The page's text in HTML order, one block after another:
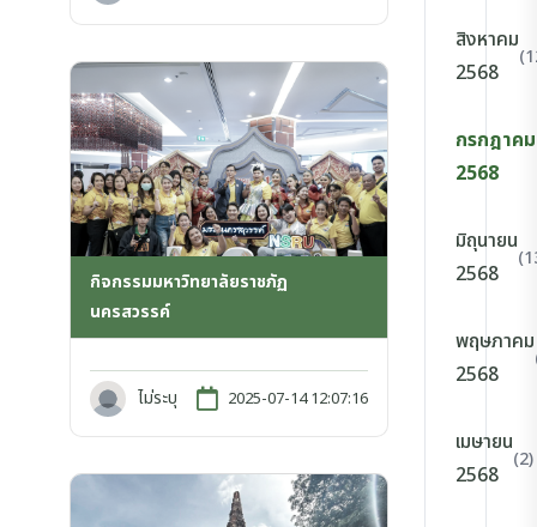
กิจกรรมมหาวิทยาลัยราชภัฏ
นครสวรรค์
ไม่ระบุ 2025-07-14 12:07:16
สิงหาคม
2568
กรกฎาคม
2568
มิถุนายน
2568
พฤษภาคม
2568
เมษายน
2568
(2)